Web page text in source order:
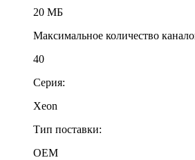
20 МБ
Максимальное количество
40
Серия:
Xeon
Тип поставки:
OEM